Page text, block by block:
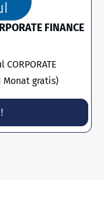
FINANCE
Monat gratis)